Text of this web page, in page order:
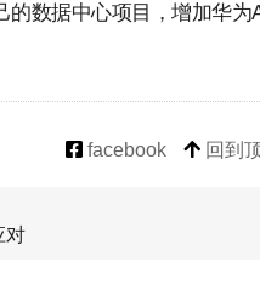
的数据中心项目，增加华为
facebook
回到
对